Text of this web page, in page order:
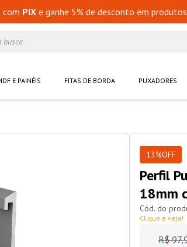
com PIXe ganhe 5% de desconto em
E PAINÉIS FITAS DE BORDA PUXADORES
13%OFF
Perfil
18mm
Clique e veja!
R$ 97,